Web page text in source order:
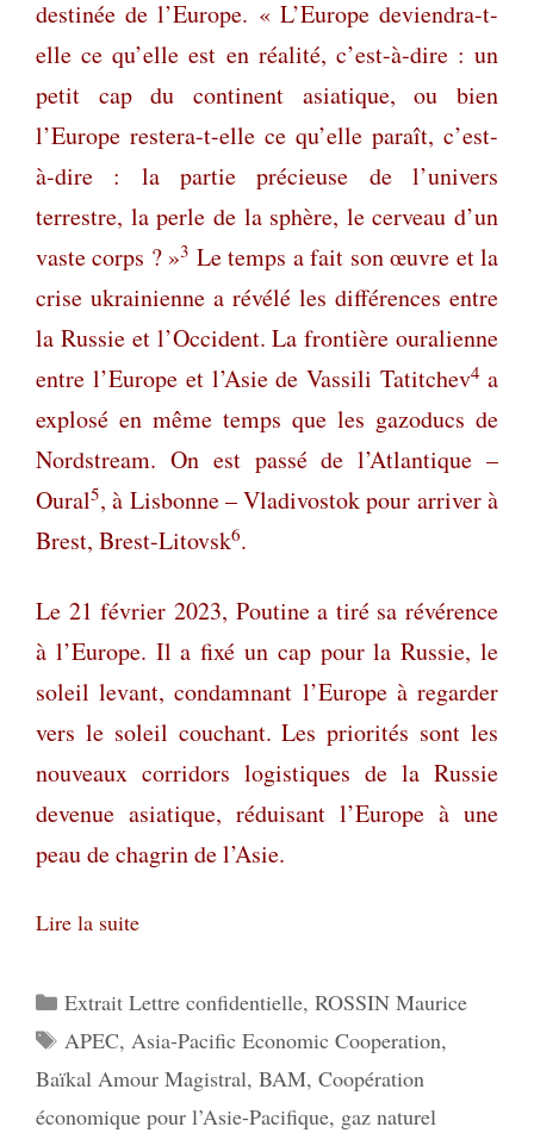
destinée de l’Europe. « L’Europe deviendra-t-
elle ce qu’elle est en réalité, c’est-à-dire : un
petit cap du continent asiatique, ou bien
l’Europe restera-t-elle ce qu’elle paraît, c’est-
à-dire : la partie précieuse de l’univers
terrestre, la perle de la sphère, le cerveau d’un
vaste corps ? »3 Le temps a fait son œuvre et la
crise ukrainienne a révélé les différences entre
la Russie et l’Occident. La frontière ouralienne
entre l’Europe et l’Asie de Vassili Tatitchev4 a
explosé en même temps que les gazoducs de
Nordstream. On est passé de l’Atlantique –
Oural5, à Lisbonne – Vladivostok pour arriver à
Brest, Brest-Litovsk6.
Le 21 février 2023, Poutine a tiré sa révérence
à l’Europe. Il a fixé un cap pour la Russie, le
soleil levant, condamnant l’Europe à regarder
vers le soleil couchant. Les priorités sont les
nouveaux corridors logistiques de la Russie
devenue asiatique, réduisant l’Europe à une
peau de chagrin de l’Asie.
Lire la suite
Catégories
Extrait Lettre confidentielle, ROSSIN Maurice
Étiquettes
APEC, Asia-Pacific Economic Cooperation,
Baïkal Amour Magistral, BAM, Coopération
économique pour l’Asie-Pacifique, gaz naturel